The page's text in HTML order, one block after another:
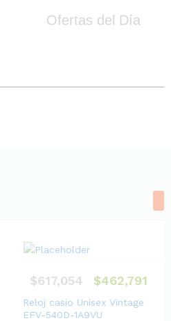
Ofertas del Día
$617,054 $462,791
Reloj casio Unisex Vintage
EFV-540D-1A9VU